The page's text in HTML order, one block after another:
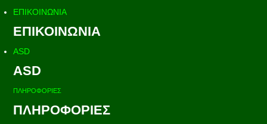
ΕΠΙΚΟΙΝΩΝΙΑ
ΕΠΙΚΟΙΝΩΝΙΑ
ASD
ASD
ΠΛΗΡΟΦΟΡΙΕΣ
ΠΛΗΡΟΦΟΡΙΕΣ